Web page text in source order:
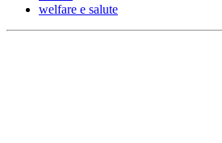
welfare e salute